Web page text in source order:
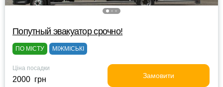
Попутный эвакуатор срочно!
ПО МІСТУ МІЖМІСЬКІ
Ціна посадки
2000 грн Замовити